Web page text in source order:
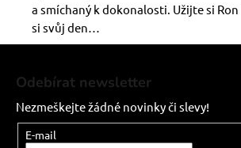
a smíchaný k dokonalosti. Užijte si
si svůj den…
Odebírat newsletter
Nezmeškejte žádné novinky či slevy!
E-mail